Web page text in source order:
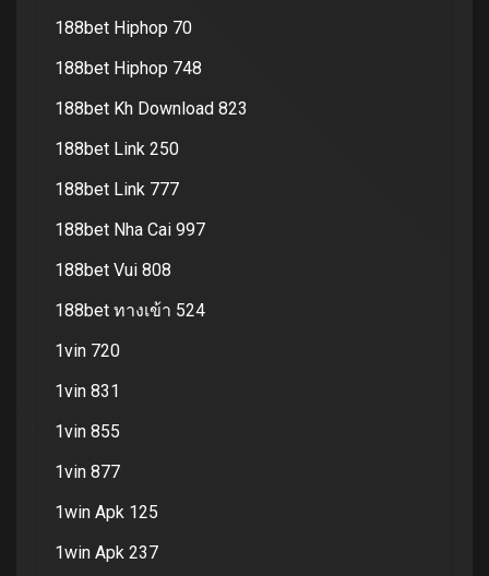
188bet Hiphop 70
188bet Hiphop 748
188bet Kh Download 823
188bet Link 250
188bet Link 777
188bet Nha Cai 997
188bet Vui 808
188bet ทางเข้า 524
1vin 720
1vin 831
1vin 855
1vin 877
1win Apk 125
1win Apk 237